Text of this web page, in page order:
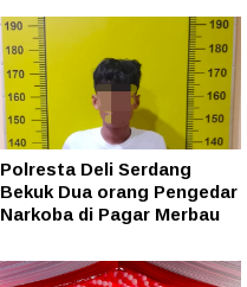
Polresta Deli Serdang
Bekuk Dua orang Pengedar
Narkoba di Pagar Merbau